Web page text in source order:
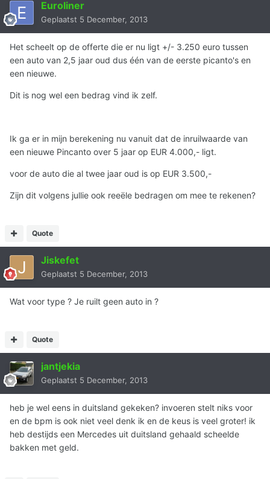
Euroliner
Geplaatst 5 December, 2013
Het scheelt op de offerte die er nu ligt +/- 3.250 euro tussen
een auto van 2,5 jaar oud dus één van de eerste picanto's en
een nieuwe.
Dit is nog wel een bedrag vind ik zelf.
Ik ga er in mijn berekening nu vanuit dat de inruilwaarde van
een nieuwe Pincanto over 5 jaar op EUR 4.000,- ligt.
voor de auto die al twee jaar oud is op EUR 3.500,-
Zijn dit volgens jullie ook reeële bedragen om mee te rekenen?
Quote
Jiskefet
Geplaatst 5 December, 2013
Wat voor type ? Je ruilt geen auto in ?
Quote
jantjekia
Geplaatst 5 December, 2013
heb je wel eens in duitsland gekeken? invoeren stelt niks voor
en de bpm is ook niet veel denk ik en de keus is veel groter! ik
heb destijds een Mercedes uit duitsland gehaald scheelde
bakken met geld.